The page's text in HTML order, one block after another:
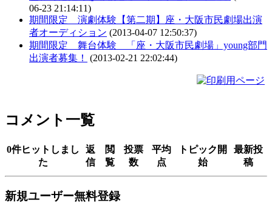
06-23 21:14:11)
期間限定 演劇体験【第二期】座・大阪市民劇場出演
者オーディション (2013-04-07 12:50:37)
期間限定 舞台体験 「座・大阪市民劇場」young部門
出演者募集！
(2013-02-21 22:02:44)
コメント一覧
0件ヒットしまし
た
返
信
閲
覧
投票
数
平均
点
トピック開
始
最新投
稿
新規ユーザー無料登録